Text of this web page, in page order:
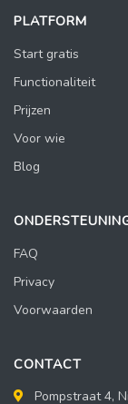
PLATFORM
Start gratis
Functionaliteit
Prijzen
Voor wie
Blog
FAQ
Privacy
Voorwaarden
CONTACT
Pompstraat 4,